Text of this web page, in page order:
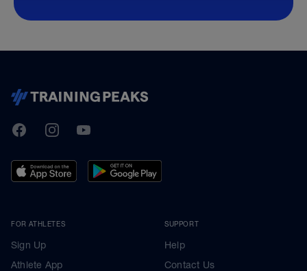
TrainingPeaks
FacebookInstagramYoutube
FOR ATHLETES
Sign Up
Athlete App
SUPPORT
Help
Contact Us